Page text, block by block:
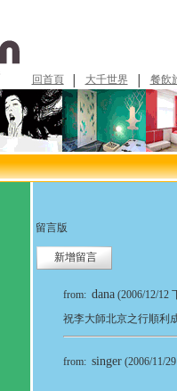
回首頁 大千世界 餐飲
留言版
新增留言
from: dana (2006/12/12
祝李大師北京之行順利
from: singer (2006/11/